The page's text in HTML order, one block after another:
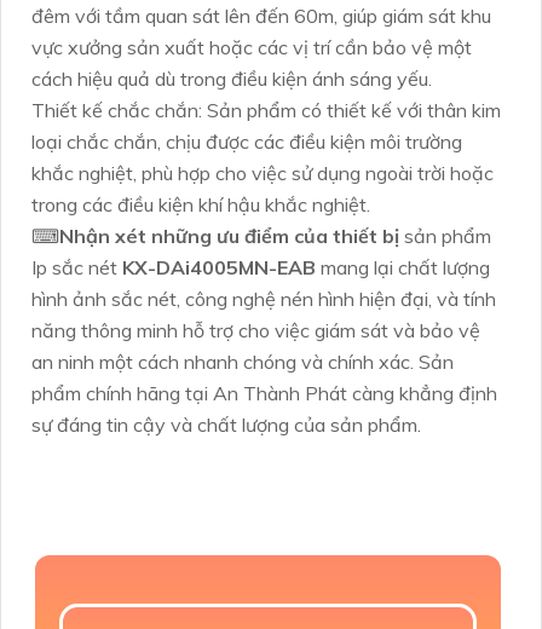
đêm với tầm quan sát lên đến 60m, giúp giám sát khu
vực xưởng sản xuất hoặc các vị trí cần bảo vệ một
cách hiệu quả dù trong điều kiện ánh sáng yếu.
Thiết kế chắc chắn: Sản phẩm có thiết kế với thân kim
loại chắc chắn, chịu được các điều kiện môi trường
khắc nghiệt, phù hợp cho việc sử dụng ngoài trời hoặc
trong các điều kiện khí hậu khắc nghiệt.
⌨Nhận xét những ưu điểm của thiết bị sản phẩm
Ip sắc nét KX-DAi4005MN-EAB mang lại chất lượng
hình ảnh sắc nét, công nghệ nén hình hiện đại, và tính
năng thông minh hỗ trợ cho việc giám sát và bảo vệ
an ninh một cách nhanh chóng và chính xác. Sản
phẩm chính hãng tại An Thành Phát càng khẳng định
sự đáng tin cậy và chất lượng của sản phẩm.